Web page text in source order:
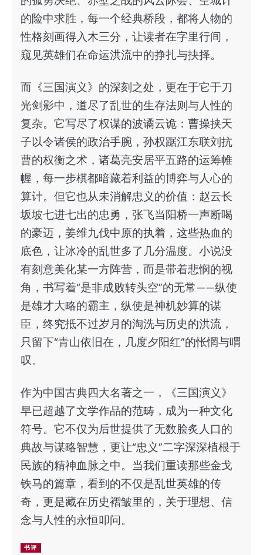
的险中求胜，每一个经典桥段，都将人物的
性格刻画得入木三分，让读者在字里行间，
窥见英雄们在命运洪流中的挣扎与抉择。
而《三国演义》的深刻之处，更在于它于刀
光剑影中，道尽了乱世的生存法则与人性的
复杂。它写尽了权谋的波谲云诡：曹操挟天
子以令诸侯的政治手腕，孙权踞江东联刘抗
曹的权衡之术，诸葛亮安居平五路的运筹帷
幄，每一步棋都暗藏着利益的博弈与人心的
算计。但它也从未消解忠义的价值：赵云长
坂坡七进七出的忠勇，张飞当阳桥一声断喝
的豪迈，姜维九伐中原的执着，这些热血的
底色，让冰冷的乱世多了几分温度。小说没
有刻意美化某一方阵营，而是带着悲悯的视
角，书写着“是非成败转头空”的无常——纵使
是雄才大略的霸主，纵使是神机妙算的谋
臣，终究抵不过岁月的淘洗与历史的洪流，
只留下“青山依旧在，几度夕阳红”的怅惘与喟
叹。
作为中国古典四大名著之一，《三国演义》
早已超越了文学作品的范畴，成为一种文化
符号。它不仅为后世提供了无数脍炙人口的
典故与谋略智慧，更让“忠义”二字深深植根于
民族的精神血脉之中。当我们重读那些金戈
铁马的篇章，看到的不仅是乱世英雄的传
奇，更是藏在历史褶皱里的，关于理想、信
念与人性的永恒叩问。
书评